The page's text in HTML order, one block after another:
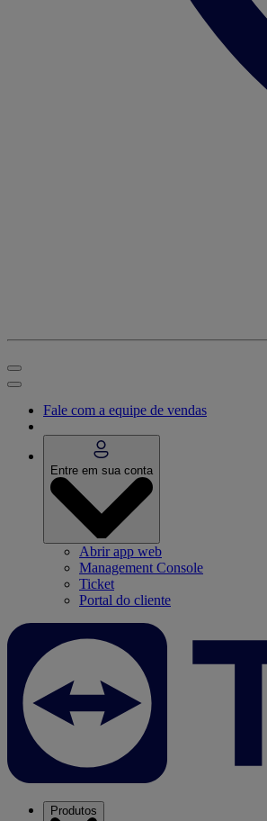
Fale com a equipe de vendas
Entre em sua conta
Abrir app web
Management Console
Ticket
Portal do cliente
Produtos